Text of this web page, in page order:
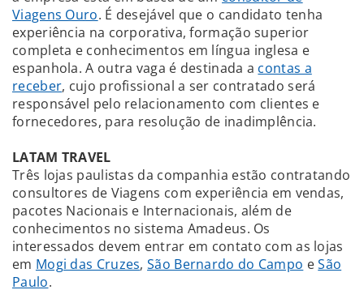
Viagens Ouro. É desejável que o candidato tenha
experiência na corporativa, formação superior
completa e conhecimentos em língua inglesa e
espanhola. A outra vaga é destinada a contas a
receber, cujo profissional a ser contratado será
responsável pelo relacionamento com clientes e
fornecedores, para resolução de inadimplência.
LATAM TRAVEL
Três lojas paulistas da companhia estão contratando
consultores de Viagens com experiência em vendas,
pacotes Nacionais e Internacionais, além de
conhecimentos no sistema Amadeus. Os
interessados devem entrar em contato com as lojas
em Mogi das Cruzes,São Bernardo do Campo eSão
Paulo.